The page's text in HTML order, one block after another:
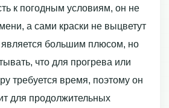
к погодным условиям, он не
а сами краски не выцветут
большим плюсом, но
что для прогрева или
требуется время, поэтому он
для продолжительных